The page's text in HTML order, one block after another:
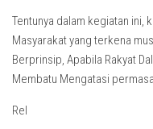
Tentunya dalam kegiatan ini,
Masyarakat yang terkena
Berprinsip, Apabila Rakyat
Membatu Mengatasi
Rel